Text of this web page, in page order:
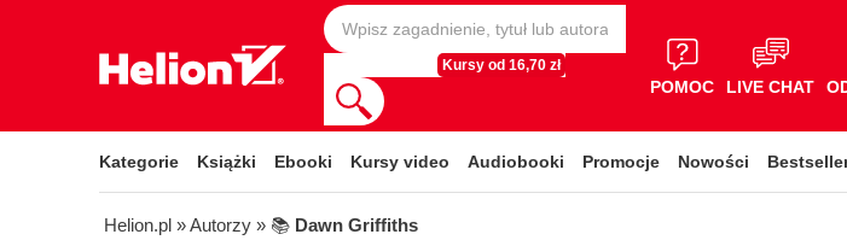
Kursy od 16,70 zł
POMOC LIVE CHAT
Kategorie Książki Ebooki Kursy video Audiobooki Promocje Nowości
Helion.pl » Autorzy » 📚 Dawn Griffiths